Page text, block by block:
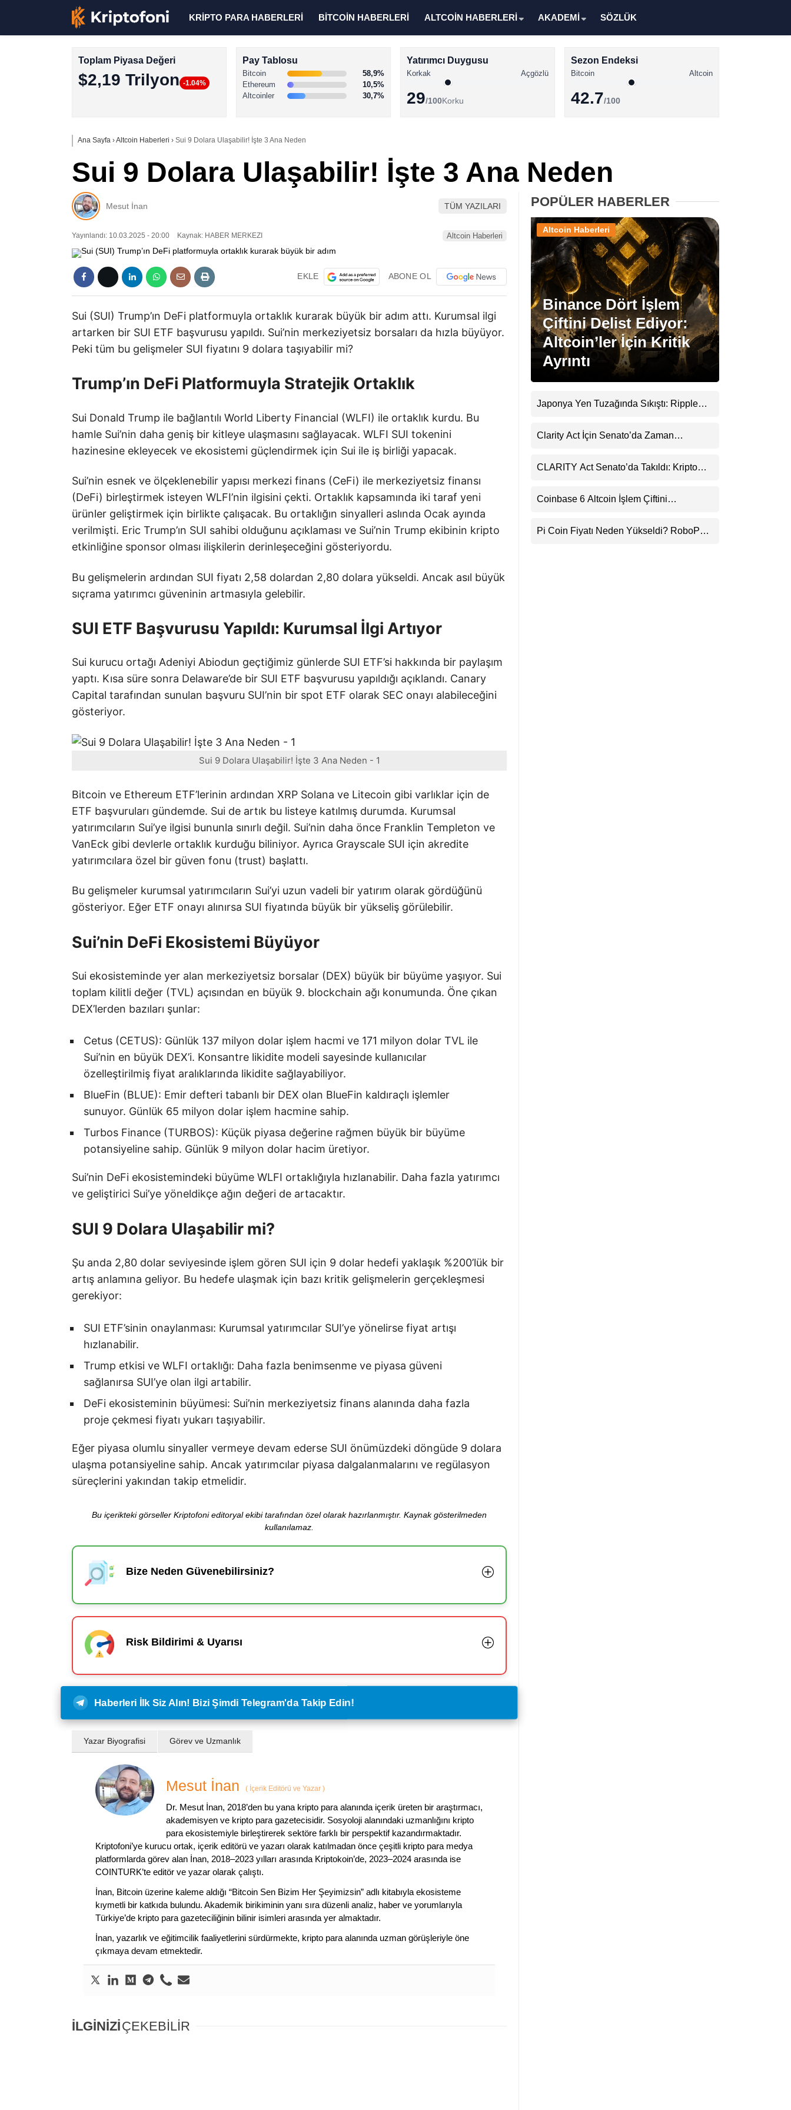
Solana Haberleri
XRP Haberleri
Memecoin Haberleri
Stablecoin Haberleri
Facebook
Instagram
TikTok
KRİPTO PARA HABERLERİ BİTCOİN HABERLERİ ALTCOİN HABERLERİ AKADEMİ SÖZLÜK
Toplam Piyasa Değeri
$2,19 Trilyon -1.04%
Pay Tablosu
Bitcoin
58,9%
Ethereum
10,5%
Altcoinler
30,7%
Yatırımcı Duygusu
Korkak Açgözlü
29/100Korku
Sezon Endeksi
Bitcoin Altcoin
42.7/100
Ana Sayfa ›Altcoin Haberleri › Sui 9 Dolara Ulaşabilir! İşte 3 Ana Neden
Sui 9 Dolara Ulaşabilir! İşte 3 Ana Neden
Mesut İnan TÜM YAZILARI
Yayınlandı: 10.03.2025 - 20:00 Kaynak: HABER MERKEZI Altcoin Haberleri
EKLE ABONE OL
Sui (SUI) Trump’ın DeFi platformuyla ortaklık kurarak büyük bir adım attı. Kurumsal ilgi
artarken bir SUI ETF başvurusu yapıldı. Sui’nin merkeziyetsiz borsaları da hızla büyüyor.
Peki tüm bu gelişmeler SUI fiyatını 9 dolara taşıyabilir mi?
Trump’ın DeFi Platformuyla Stratejik Ortaklık
Sui Donald Trump ile bağlantılı World Liberty Financial (WLFI) ile ortaklık kurdu. Bu
hamle Sui’nin daha geniş bir kitleye ulaşmasını sağlayacak. WLFI SUI tokenini
hazinesine ekleyecek ve ekosistemi güçlendirmek için Sui ile iş birliği yapacak.
Sui’nin esnek ve ölçeklenebilir yapısı merkezi finans (CeFi) ile merkeziyetsiz finansı
(DeFi) birleştirmek isteyen WLFI’nin ilgisini çekti. Ortaklık kapsamında iki taraf yeni
ürünler geliştirmek için birlikte çalışacak. Bu ortaklığın sinyalleri aslında Ocak ayında
verilmişti. Eric Trump’ın SUI sahibi olduğunu açıklaması ve Sui’nin Trump ekibinin kripto
etkinliğine sponsor olması ilişkilerin derinleşeceğini gösteriyordu.
Bu gelişmelerin ardından SUI fiyatı 2,58 dolardan 2,80 dolara yükseldi. Ancak asıl büyük
sıçrama yatırımcı güveninin artmasıyla gelebilir.
SUI ETF Başvurusu Yapıldı: Kurumsal İlgi Artıyor
Sui kurucu ortağı Adeniyi Abiodun geçtiğimiz günlerde SUI ETF’si hakkında bir paylaşım
yaptı. Kısa süre sonra Delaware’de bir SUI ETF başvurusu yapıldığı açıklandı. Canary
Capital tarafından sunulan başvuru SUI’nin bir spot ETF olarak SEC onayı alabileceğini
gösteriyor.
Sui 9 Dolara Ulaşabilir! İşte 3 Ana Neden - 1
Bitcoin ve Ethereum ETF’lerinin ardından XRP Solana ve Litecoin gibi varlıklar için de
ETF başvuruları gündemde. Sui de artık bu listeye katılmış durumda. Kurumsal
yatırımcıların Sui’ye ilgisi bununla sınırlı değil. Sui’nin daha önce Franklin Templeton ve
VanEck gibi devlerle ortaklık kurduğu biliniyor. Ayrıca Grayscale SUI için akredite
yatırımcılara özel bir güven fonu (trust) başlattı.
Bu gelişmeler kurumsal yatırımcıların Sui’yi uzun vadeli bir yatırım olarak gördüğünü
gösteriyor. Eğer ETF onayı alınırsa SUI fiyatında büyük bir yükseliş görülebilir.
Sui’nin DeFi Ekosistemi Büyüyor
Sui ekosisteminde yer alan merkeziyetsiz borsalar (DEX) büyük bir büyüme yaşıyor. Sui
toplam kilitli değer (TVL) açısından en büyük 9. blockchain ağı konumunda. Öne çıkan
DEX’lerden bazıları şunlar:
Cetus (CETUS): Günlük 137 milyon dolar işlem hacmi ve 171 milyon dolar TVL ile
Sui’nin en büyük DEX’i. Konsantre likidite modeli sayesinde kullanıcılar
özelleştirilmiş fiyat aralıklarında likidite sağlayabiliyor.
BlueFin (BLUE): Emir defteri tabanlı bir DEX olan BlueFin kaldıraçlı işlemler
sunuyor. Günlük 65 milyon dolar işlem hacmine sahip.
Turbos Finance (TURBOS): Küçük piyasa değerine rağmen büyük bir büyüme
potansiyeline sahip. Günlük 9 milyon dolar hacim üretiyor.
Sui’nin DeFi ekosistemindeki büyüme WLFI ortaklığıyla hızlanabilir. Daha fazla yatırımcı
ve geliştirici Sui’ye yöneldikçe ağın değeri de artacaktır.
SUI 9 Dolara Ulaşabilir mi?
Şu anda 2,80 dolar seviyesinde işlem gören SUI için 9 dolar hedefi yaklaşık %200’lük bir
artış anlamına geliyor. Bu hedefe ulaşmak için bazı kritik gelişmelerin gerçekleşmesi
gerekiyor:
SUI ETF’sinin onaylanması: Kurumsal yatırımcılar SUI’ye yönelirse fiyat artışı
hızlanabilir.
Trump etkisi ve WLFI ortaklığı: Daha fazla benimsenme ve piyasa güveni
sağlanırsa SUI’ye olan ilgi artabilir.
DeFi ekosisteminin büyümesi: Sui’nin merkeziyetsiz finans alanında daha fazla
proje çekmesi fiyatı yukarı taşıyabilir.
Eğer piyasa olumlu sinyaller vermeye devam ederse SUI önümüzdeki döngüde 9 dolara
ulaşma potansiyeline sahip. Ancak yatırımcılar piyasa dalgalanmalarını ve regülasyon
süreçlerini yakından takip etmelidir.
Bu içerikteki görseller Kriptofoni editoryal ekibi tarafından özel olarak hazırlanmıştır. Kaynak gösterilmeden
kullanılamaz.
Bize Neden Güvenebilirsiniz?
Risk Bildirimi & Uyarısı
Haberleri İlk Siz Alın! Bizi Şimdi Telegram'da Takip Edin!
Yazar Biyografisi Görev ve Uzmanlık
Mesut İnan ( İçerik Editörü ve Yazar )
Dr. Mesut İnan, 2018’den bu yana kripto para alanında içerik üreten bir araştırmacı,
akademisyen ve kripto para gazetecisidir. Sosyoloji alanındaki uzmanlığını kripto
para ekosistemiyle birleştirerek sektöre farklı bir perspektif kazandırmaktadır.
Kriptofoni’ye kurucu ortak, içerik editörü ve yazarı olarak katılmadan önce çeşitli kripto para medya
platformlarda görev alan İnan, 2018–2023 yılları arasında Kriptokoin’de, 2023–2024 arasında ise
COINTURK’te editör ve yazar olarak çalıştı.
İnan, Bitcoin üzerine kaleme aldığı “Bitcoin Sen Bizim Her Şeyimizsin” adlı kitabıyla ekosisteme
kıymetli bir katkıda bulundu. Akademik birikiminin yanı sıra düzenli analiz, haber ve yorumlarıyla
Türkiye’de kripto para gazeteciliğinin bilinir isimleri arasında yer almaktadır.
İnan, yazarlık ve eğitimcilik faaliyetlerini sürdürmekte, kripto para alanında uzman görüşleriyle öne
çıkmaya devam etmektedir.
İLGİNİZİÇEKEBİLİR
POPÜLER HABERLER
Binance Dört İşlem
Çiftini Delist Ediyor:
Altcoin’ler İçin Kritik
Ayrıntı
Altcoin Haberleri
Japonya Yen Tuzağında Sıkıştı: Ripple
Clarity Act İçin Senato’da Zaman
CLARITY Act Senato’da Takıldı: Kripto
Coinbase 6 Altcoin İşlem Çiftini
Pi Coin Fiyatı Neden Yükseldi? RoboPay